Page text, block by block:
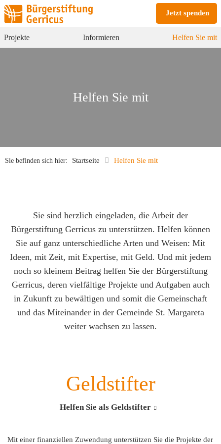
Projekte Informieren Helfen Sie mit
Jetzt spenden
Helfen Sie mit
Sie befinden sich hier: Startseite Helfen Sie mit
Sie sind herzlich eingeladen, die Arbeit der
Bürgerstiftung Gerricus zu unterstützen. Helfen können
Sie auf ganz unterschiedliche Arten und Weisen: Mit
Ideen, mit Zeit, mit Expertise, mit Geld. Und mit jedem
noch so kleinem Beitrag helfen Sie der Bürgerstiftung
Gerricus, deren vielfältige Projekte und Aufgaben auch
in Zukunft zu bewältigen und somit die Gemeinschaft
und das Miteinander in der Gemeinde St. Margareta
weiter wachsen zu lassen.
Geldstifter
Helfen Sie als Geldstifter
Mit einer finanziellen Zuwendung unterstützen Sie die Projekte der